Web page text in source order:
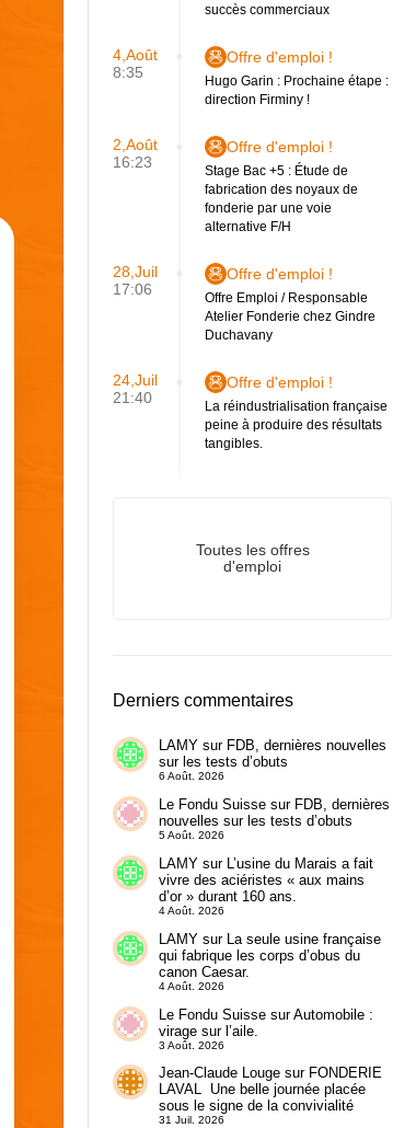
succès commerciaux
4,Août
8:35
Offre d'emploi !
Hugo Garin : Prochaine étape :
direction Firminy !
2,Août
16:23
Offre d'emploi !
Stage Bac +5 : Étude de
fabrication des noyaux de
fonderie par une voie
alternative F/H
28,Juil
17:06
Offre d'emploi !
Offre Emploi / Responsable
Atelier Fonderie chez Gindre
Duchavany
24,Juil
21:40
Offre d'emploi !
La réindustrialisation française
peine à produire des résultats
tangibles.
Toutes les offres
d'emploi
Derniers commentaires
LAMYsur FDB, dernières nouvelles
sur les tests d’obuts
6 Août. 2026
Le Fondu Suissesur FDB, dernières
nouvelles sur les tests d’obuts
5 Août. 2026
LAMYsur L’usine du Marais a fait
vivre des aciéristes « aux mains
d’or » durant 160 ans.
4 Août. 2026
LAMYsur
La seule usine française
qui fabrique les corps d’obus du
canon Caesar.
4 Août. 2026
Le Fondu SuissesurAutomobile :
virage sur l’aile.
3 Août. 2026
Jean-Claude Lougesur FONDERIE
LAVAL Une belle journée placée
sous le signe de la convivialité
31 Juil. 2026